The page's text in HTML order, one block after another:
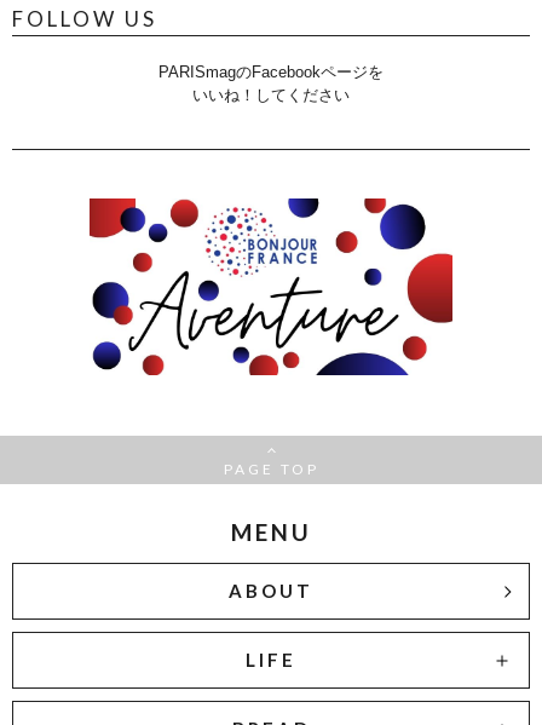
FOLLOW US
PARISmagのFacebookページを
いいね！してください
PAGE TOP
MENU
ABOUT
LIFE